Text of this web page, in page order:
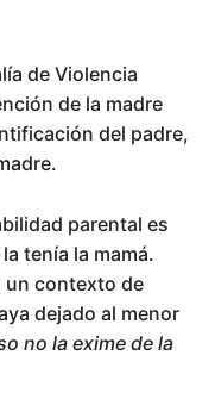
de Violencia
de la madre
del padre,
parental es
tenía la mamá.
un contexto de
dejado al menor
no la exime de la